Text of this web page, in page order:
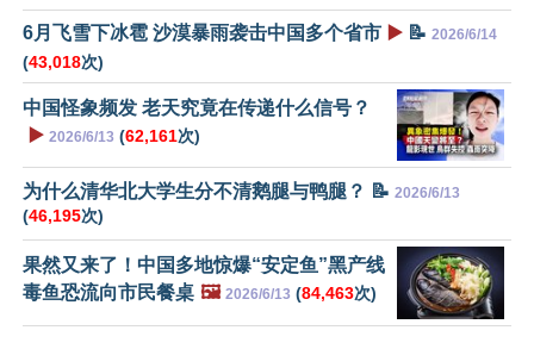
6月飞雪下冰雹 沙漠暴雨袭击中国多个省市 ▶️ 📝 2026/6/14
(43,018次)
中国怪象频发 老天究竟在传递什么信号？
▶️ 2026/6/13 (62,161次)
为什么清华北大学生分不清鹅腿与鸭腿？ 📝 2026/6/13
(46,195次)
果然又来了！中国多地惊爆“安定鱼”黑产线
毒鱼恐流向市民餐桌 🖼️ 2026/6/13 (84,463次)